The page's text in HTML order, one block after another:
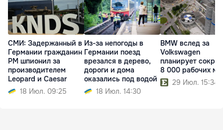
СМИ: Задержанный в
Германии гражданин
РМ шпионил за
производителем
Leopard и Caesar
18 Июл. 09:25
Из-за непогоды в
Германии поезд
врезался в дерево,
дороги и дома
оказались под водой
18 Июл. 14:30
BMW вслед за
Volkswagen
планирует
8 000 рабочих
29 Июл. 15:34